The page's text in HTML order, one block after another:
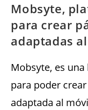
Mobsyte,
para crear
adaptadas
Mobsyte, es
para poder
adaptada al